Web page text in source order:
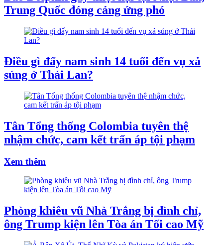
Trung Quốc đóng cảng ứng phó
Điều gì đẩy nam sinh 14 tuổi đến vụ xả
súng ở Thái Lan?
Tân Tổng thống Colombia tuyên thệ
nhậm chức, cam kết trấn áp tội phạm
Xem thêm
Phòng khiêu vũ Nhà Trắng bị đình chỉ,
ông Trump kiện lên Tòa án Tối cao Mỹ